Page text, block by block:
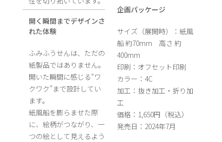
開く瞬間までデザインさ
れた体験
ふみふうせんは、ただの
紙製品ではありません。
開いた瞬間に感じる“ワ
クワク”まで設計してい
ます。
紙風船を膨らませた際
に、絵柄がつながり、一
つの絵として見えるよう
企画パッケージ
サイズ（展開時）：紙風
船 約70mm 高さ 約
400mm
印刷：オフセット印刷
カラー：4C
加工：抜き加工・折り加
工
価格：1,650円（税込）
発売日：2024年7月